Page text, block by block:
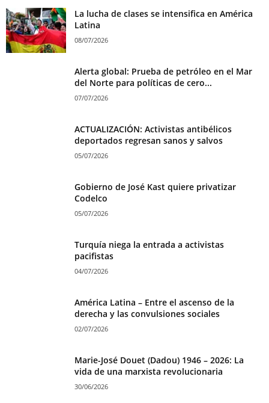
La lucha de clases se intensifica en América
Latina
08/07/2026
Alerta global: Prueba de petróleo en el Mar
del Norte para políticas de cero...
07/07/2026
ACTUALIZACIÓN: Activistas antibélicos
deportados regresan sanos y salvos
05/07/2026
Gobierno de José Kast quiere privatizar
Codelco
05/07/2026
Turquía niega la entrada a activistas
pacifistas
04/07/2026
América Latina – Entre el ascenso de la
derecha y las convulsiones sociales
02/07/2026
Marie-José Douet (Dadou) 1946 – 2026: La
vida de una marxista revolucionaria
30/06/2026